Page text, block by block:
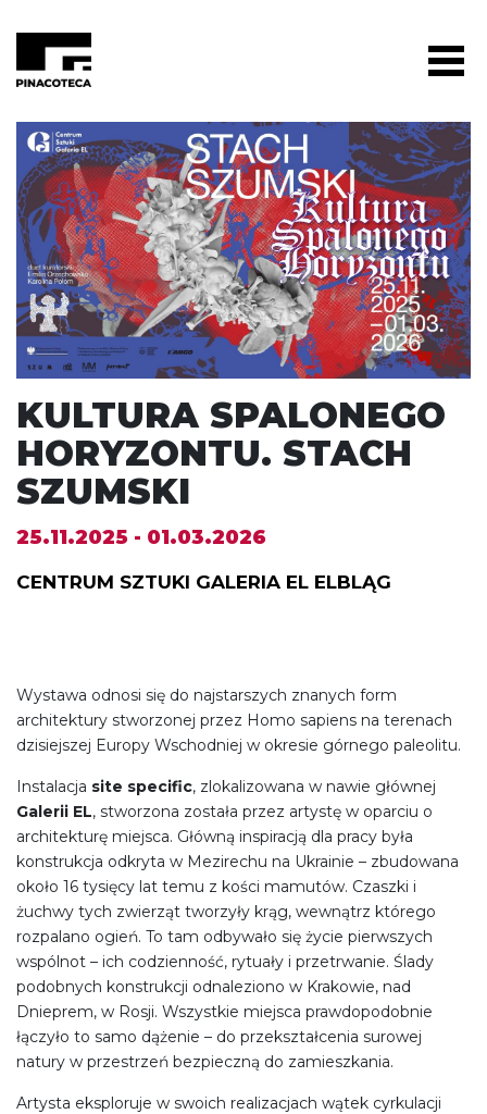
KULTURA SPALONEGO
HORYZONTU. STACH
SZUMSKI
25.11.2025 - 01.03.2026
CENTRUM SZTUKI GALERIA EL ELBLĄG
Wystawa odnosi się do najstarszych znanych form
architektury stworzonej przez Homo sapiens na terenach
dzisiejszej Europy Wschodniej w okresie górnego paleolitu.
Instalacja site specific, zlokalizowana w nawie głównej
Galerii EL, stworzona została przez artystę w oparciu o
architekturę miejsca. Główną inspiracją dla pracy była
konstrukcja odkryta w Mezirechu na Ukrainie – zbudowana
około 16 tysięcy lat temu z kości mamutów. Czaszki i
żuchwy tych zwierząt tworzyły krąg, wewnątrz którego
rozpalano ogień. To tam odbywało się życie pierwszych
wspólnot – ich codzienność, rytuały i przetrwanie. Ślady
podobnych konstrukcji odnaleziono w Krakowie, nad
Dnieprem, w Rosji. Wszystkie miejsca prawdopodobnie
łączyło to samo dążenie – do przekształcenia surowej
natury w przestrzeń bezpieczną do zamieszkania.
Artysta eksploruje w swoich realizacjach wątek cyrkulacji